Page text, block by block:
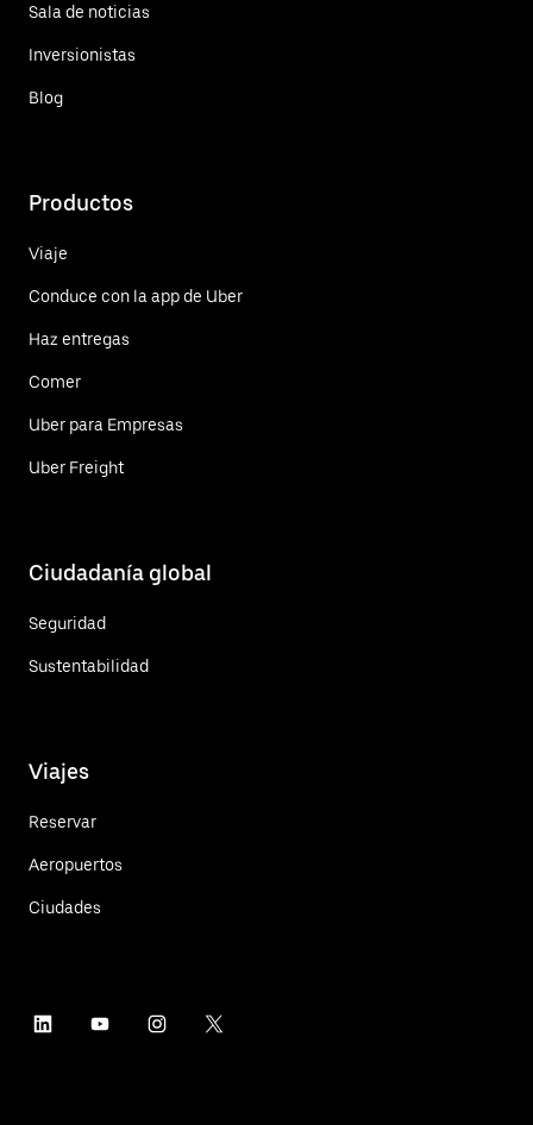
Sala de noticias
Inversionistas
Blog
Productos
Viaje
Conduce con la app de Uber
Haz entregas
Comer
Uber para Empresas
Uber Freight
Ciudadanía global
Seguridad
Sustentabilidad
Viajes
Reservar
Aeropuertos
Ciudades